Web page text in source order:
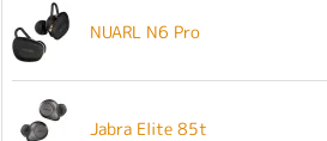
NUARL N6 Pro
Jabra Elite 85t